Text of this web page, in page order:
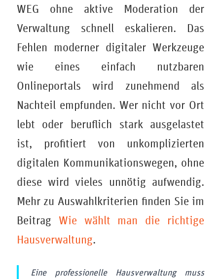
WEG ohne aktive Moderation der
Verwaltung schnell eskalieren. Das
Fehlen moderner digitaler Werkzeuge
wie eines einfach nutzbaren
Onlineportals wird zunehmend als
Nachteil empfunden. Wer nicht vor Ort
lebt oder beruflich stark ausgelastet
ist, profitiert von unkomplizierten
digitalen Kommunikationswegen, ohne
diese wird vieles unnötig aufwendig.
Mehr zu Auswahlkriterien finden Sie im
Beitrag Wie wählt man die richtige
Hausverwaltung.
Eine professionelle Hausverwaltung muss